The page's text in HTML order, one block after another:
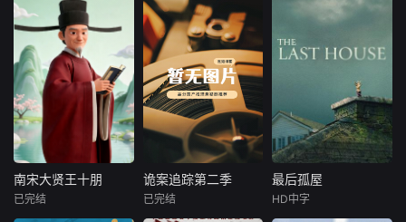
物种的身影也惊艳
亮相。全片满载震
撼壮观的影像画
面，记录了多项科
学界首次发现的动
物行为，堪称有史
以来制作规模最宏
大的野生动物纪录
片之一。
右摇摆，时
和重建规划，呈现
唐山从崛起、受创
到重生的完整历
程。
本付费节目非正
片，本节目将以电
视剧《重器》的剧
情为叙事锚点，遵
循中国司法建设的
历史脉络，串联中
国刑事法治从无到
有、从粗疏到精细
的完整演进历程，
诠释剧名重器的双
重内涵，既是制度
本片聚焦国内多起
轰动一时的重特大
刑事案件，深度还
原武汉“12·1”特大
爆炸案、石家庄“3·
16”爆炸案的案发始
末与真相调查，全
程追踪“6·28”军用
炸药被盗案、郑州
“12·9”银行大劫案
的缜密侦缉与凶犯
以“关注民生，服务
姓的眼睛看百姓。
验包罗万象的奇
南宋大贤王十朋
南宋大贤王十朋
已完结
诡案追踪第二季
诡案追踪第二季
已完结
最后孤屋
最后孤屋
HD中字